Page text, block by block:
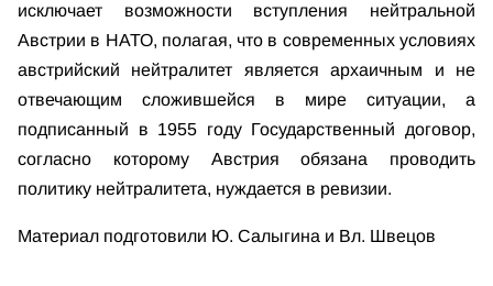
исключает возможности вступления нейтральной
Австрии в НАТО, полагая, что в современных условиях
австрийский нейтралитет является архаичным и не
отвечающим сложившейся в мире ситуации, а
подписанный в 1955 году Государственный договор,
согласно которому Австрия обязана проводить
политику нейтралитета, нуждается в ревизии.
Материал подготовили Ю. Салыгина и Вл. Швецов